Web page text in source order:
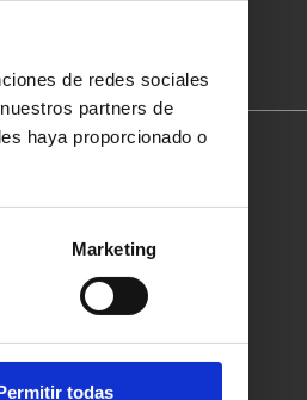
de redes sociales
partners de
haya proporcionado o
Marketing
todas
Turismo
Eventos
Actualidad